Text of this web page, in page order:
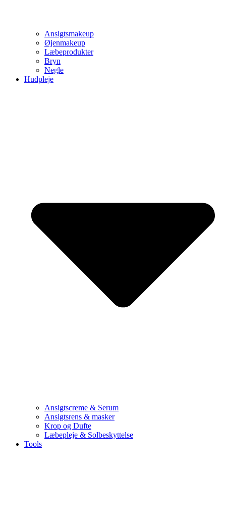
Ansigtsmakeup
Øjenmakeup
Læbeprodukter
Bryn
Negle
Hudpleje
Ansigtscreme & Serum
Ansigtsrens & masker
Krop og Dufte
Læbepleje & Solbeskyttelse
Tools